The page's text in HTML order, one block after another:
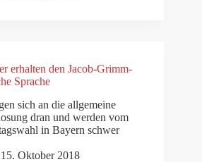
erhalten den Jacob-Grimm-
Sprache
sich an die allgemeine
dran und werden vom
in Bayern schwer
15. Oktober 2018